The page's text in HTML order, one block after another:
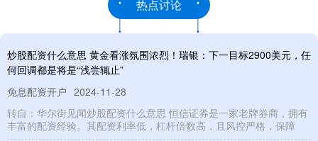
热点讨论
炒股配资什么意思 黄金看涨氛围浓烈！瑞银：下一目标2900美元，任
何回调都是将是“浅尝辄止”
免息配资开户 2024-11-28
转自：华尔街见闻炒股配资什么意思 恒信证券是一家老牌券商，拥有
丰富的配资经验。其配资利率低，杠杆倍数高，且风控严格，保障